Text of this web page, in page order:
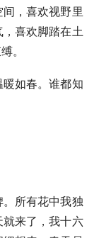
，喜欢视野里
喜欢脚踏在土
。
如春。谁都知
所有花中我独
来了，我十六